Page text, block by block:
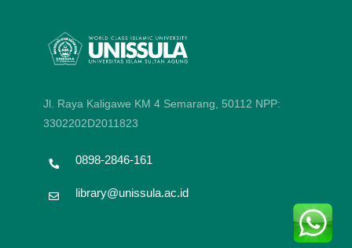
Jl. Raya Kaligawe KM 4 Semarang, 50112 NPP:
3302202D2011823
0898-2846-161
library@unissula.ac.id